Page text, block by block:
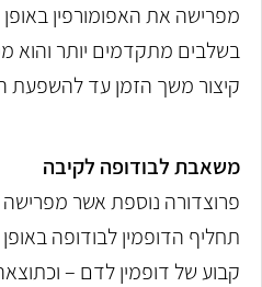
מפרישה את האפומורפין באופן
בשלבים מתקדמים יותר והוא
קיצור משך הזמן עד להשפעת
משאבת לבודופה לקיבה
פרוצדורה נוספת אשר
תחליף הדופמין לבודופה
קבוע של דופמין לדם –